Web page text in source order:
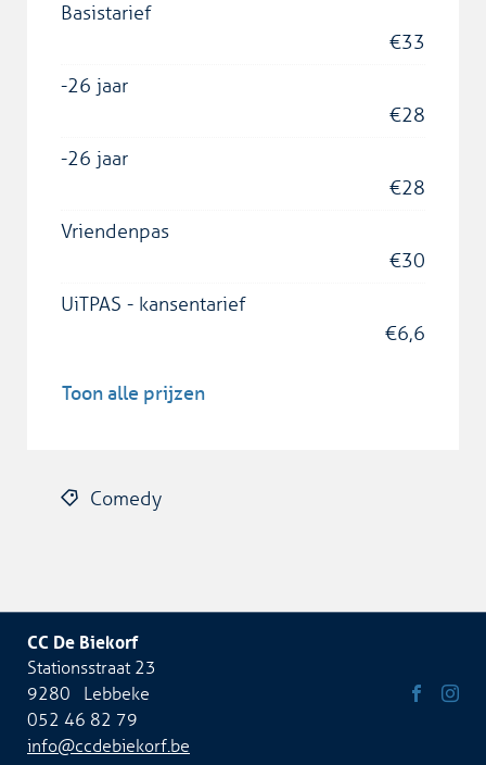
Basistarief
€33
-26 jaar
€28
-26 jaar
€28
Vriendenpas
€30
UiTPAS - kansentarief
€6,6
Toon alle prijzen
Comedy
CC De Biekorf
Adres
Stationsstraat 23
9280
Lebbeke
Tel.
052 46 82 79
E-
info@ccdebiekorf.be